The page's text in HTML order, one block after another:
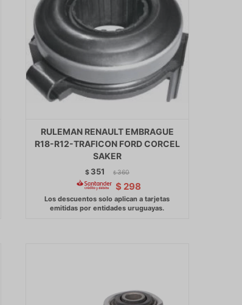
RULEMAN RENAULT EMBRAGUE
R18-R12-TRAFICON FORD CORCEL
SAKER
$ 351 $ 360
$ 298